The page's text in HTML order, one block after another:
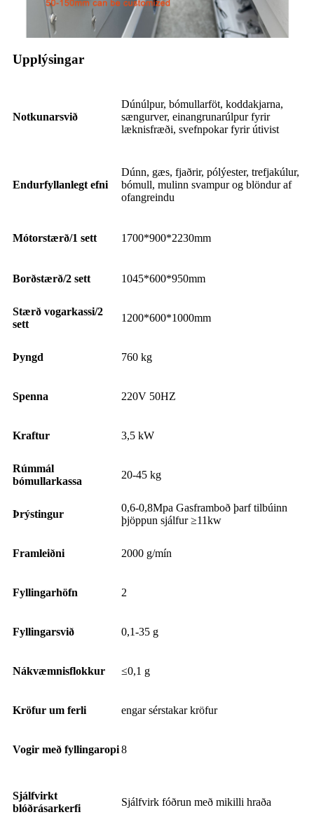
Upplýsingar
Notkunarsvið
Dúnúlpur, bómullarföt, koddakjarna,
sængurver, einangrunarúlpur fyrir
læknisfræði, svefnpokar fyrir útivist
Endurfyllanlegt efni
Dúnn, gæs, fjaðrir, pólýester, trefjakúlur,
bómull, mulinn svampur og blöndur af
ofangreindu
Mótorstærð/1 sett 1700*900*2230mm
Borðstærð/2 sett 1045*600*950mm
Stærð vogarkassi/2
sett
1200*600*1000mm
Þyngd 760 kg
Spenna 220V 50HZ
Kraftur 3,5 kW
Rúmmál
bómullarkassa
20-45 kg
Þrýstingur
0,6-0,8Mpa Gasframboð þarf tilbúinn
þjöppun sjálfur ≥11kw
Framleiðni 2000 g/mín
Fyllingarhöfn 2
Fyllingarsvið 0,1-35 g
Nákvæmnisflokkur ≤0,1 g
Kröfur um ferli engar sérstakar kröfur
Vogir með fyllingaropi8
Sjálfvirkt
blóðrásarkerfi
Sjálfvirk fóðrun með mikilli hraða